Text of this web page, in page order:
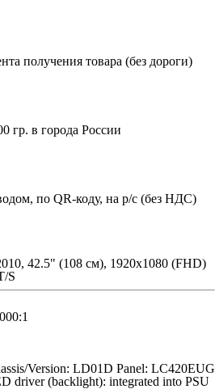
получения товара (без дороги)
гр. в города России
по QR-коду, на р/с (без НДС)
42.5" (108 см), 1920x1080 (FHD)
S
Version: LD01D Panel: LC420EUG
driver (backlight): integrated into PSU